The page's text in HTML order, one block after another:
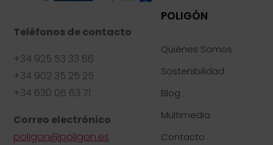
Teléfonos de contacto
+34 925 53 33 66
+34 902 35 25 25
+34 630 06 63 71
Correo electrónico
poligon@poligon.es
POLIGÓN
Quiénes Somos
Sostenibilidad
Blog
Multimedia
Contacto